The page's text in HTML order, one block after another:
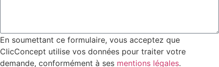
En soumettant ce formulaire, vous acceptez que
ClicConcept utilise vos données pour traiter votre
demande, conformément à ses mentions légales.